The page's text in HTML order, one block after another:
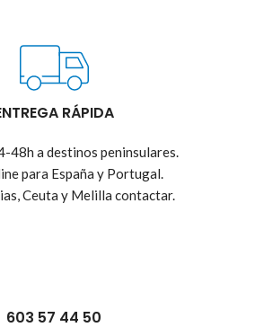
RÁPIDA
48h a destinos peninsulares.
para España y Portugal.
Ceuta y Melilla contactar.
603 57 44 50